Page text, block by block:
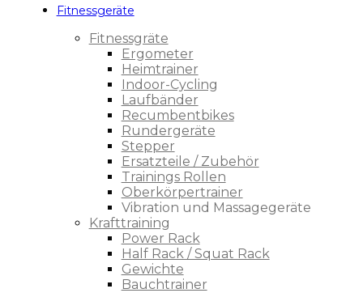
Fitnessgeräte
Fitnessgräte
Ergometer
Heimtrainer
Indoor-Cycling
Laufbänder
Recumbentbikes
Rundergeräte
Stepper
Ersatzteile / Zubehör
Trainings Rollen
Oberkörpertrainer
Vibration und Massagegeräte
Krafttraining
Power Rack
Half Rack / Squat Rack
Gewichte
Bauchtrainer